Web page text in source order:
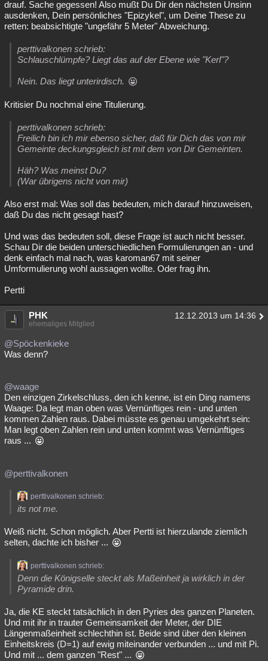
drauf. Sache gegessen! Also mußt Du Dir den nächsten Unsinn
ausdenken, Dein persönliches "Epizykel", um Deine These zu
retten: beabsichtigte "ungefähr 5 Meter" Abweichung.
perttivalkonen schrieb:
Schlauschlümpfe? Liegt das auf der Ebene wie "Kerl"?
Nein. Das liegt unterirdisch.
Kritisier Du nochmal eine Titulierung.
perttivalkonen schrieb:
Freilich bin ich mir ebenso sicher, daß für Dich das von mir
Gemeinte deckungsgleich ist mit dem von Dir Gemeinten.
Häh? Was meinst Du?
(War übrigens nicht von mir)
Also erst mal: Was soll das bedeuten, mich darauf hinzuweisen,
daß Du das nicht gesagt hast?
Und was das bedeuten soll, diese Frage ist auch nicht besser.
Schau Dir die beiden unterschiedlichen Formulierungen an - und
denk einfach mal nach, was karoman67 mit seiner
Umformulierung wohl aussagen wollte. Oder frag ihn.
Pertti
PHK 12.12.2013 um 14:36
ehemaliges Mitglied
@Spöckenkieke
Was denn?
@waage
Den einzigen Zirkelschluss, den ich kenne, ist ein Ding namens
Waage: Da legt man oben was Vernünftiges rein - und unten
kommen Zahlen raus. Dabei müsste es genau umgekehrt sein:
Man legt oben Zahlen rein und unten kommt was Vernünftiges
raus ...
@perttivalkonen
perttivalkonen schrieb:
its not me.
Weiß nicht. Schon möglich. Aber Pertti ist hierzulande ziemlich
selten, dachte ich bisher ...
perttivalkonen schrieb:
Denn die Königselle steckt als Maßeinheit ja wirklich in der
Pyramide drin.
Ja, die KE steckt tatsächlich in den Pyries des ganzen Planeten.
Und mit ihr in trauter Gemeinsamkeit der Meter, der DIE
Längenmaßeinheit schlechthin ist. Beide sind über den kleinen
Einheitskreis (D=1) auf ewig miteinander verbunden ... und mit Pi.
Und mit ... dem ganzen "Rest" ...